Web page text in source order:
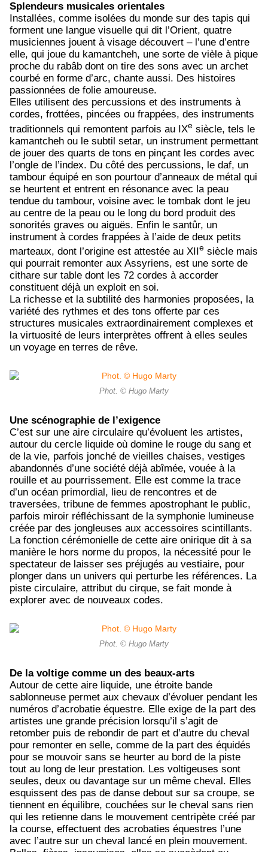
Splendeurs musicales orientales
Installées, comme isolées du monde sur des tapis qui
forment une langue visuelle qui dit l’Orient, quatre
musiciennes jouent à visage découvert – l’une d’entre
elle, qui joue du kamantcheh, une sorte de vièle à pique
proche du rabâb dont on tire des sons avec un archet
courbé en forme d’arc, chante aussi. Des histoires
passionnées de folie amoureuse.
Elles utilisent des percussions et des instruments à
cordes, frottées, pincées ou frappées, des instruments
traditionnels qui remontent parfois au IXe siècle, tels le
kamantcheh ou le subtil setar, un instrument permettant
de jouer des quarts de tons en pinçant les cordes avec
l’ongle de l’index. Du côté des percussions, le daf, un
tambour équipé en son pourtour d’anneaux de métal qui
se heurtent et entrent en résonance avec la peau
tendue du tambour, voisine avec le tombak dont le jeu
au centre de la peau ou le long du bord produit des
sonorités graves ou aiguës. Enfin le santûr, un
instrument à cordes frappées à l’aide de deux petits
marteaux, dont l’origine est attestée au XII e siècle mais
qui pourrait remonter aux Assyriens, est une sorte de
cithare sur table dont les 72 cordes à accorder
constituent déjà un exploit en soi.
La richesse et la subtilité des harmonies proposées, la
variété des rythmes et des tons offerte par ces
structures musicales extraordinairement complexes et
la virtuosité de leurs interprètes offrent à elles seules
un voyage en terres de rêve.
Phot. © Hugo Marty
Une scénographie de l’exigence
C’est sur une aire circulaire qu’évoluent les artistes,
autour du cercle liquide où domine le rouge du sang et
de la vie, parfois jonché de vieilles chaises, vestiges
abandonnés d’une société déjà abîmée, vouée à la
rouille et au pourrissement. Elle est comme la trace
d’un océan primordial, lieu de rencontres et de
traversées, tribune de femmes apostrophant le public,
parfois miroir réfléchissant de la symphonie lumineuse
créée par des jongleuses aux accessoires scintillants.
La fonction cérémonielle de cette aire onirique dit à sa
manière le hors norme du propos, la nécessité pour le
spectateur de laisser ses préjugés au vestiaire, pour
plonger dans un univers qui perturbe les références. La
piste circulaire, attribut du cirque, se fait monde à
explorer avec de nouveaux codes.
Phot. © Hugo Marty
De la voltige comme un des beaux-arts
Autour de cette aire liquide, une étroite bande
sablonneuse permet aux chevaux d’évoluer pendant les
numéros d’acrobatie équestre. Elle exige de la part des
artistes une grande précision lorsqu’il s’agit de
retomber puis de rebondir de part et d’autre du cheval
pour remonter en selle, comme de la part des équidés
pour se mouvoir sans se heurter au bord de la piste
tout au long de leur prestation. Les voltigeuses sont
seules, deux ou davantage sur un même cheval. Elles
esquissent des pas de danse debout sur sa croupe, se
tiennent en équilibre, couchées sur le cheval sans rien
qui les retienne dans le mouvement centripète créé par
la course, effectuent des acrobaties équestres l’une
avec l’autre sur un cheval lancé en plein mouvement.